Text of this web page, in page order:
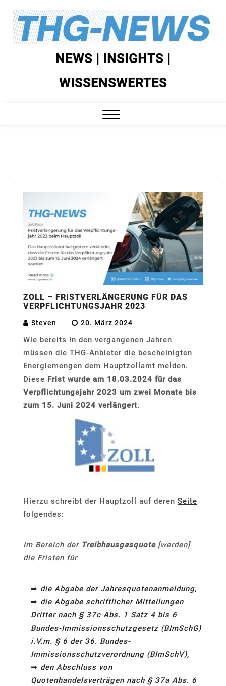
Skip
content
NEWS | INSIGHTS |
WISSENSWERTES
ZOLL – FRISTVERLÄNGERUNG FÜR DAS
VERPFLICHTUNGSJAHR 2023
Steven 20. März 2024
Wie bereits in den vergangenen Jahren
müssen die THG-Anbieter die bescheinigten
Energiemengen dem Hauptzollamt melden.
Diese Frist wurde am 18.03.2024 für das
Verpflichtungsjahr 2023 um zwei Monate bis
zum 15. Juni 2024 verlängert.
Hierzu schreibt der Hauptzoll auf deren Seite
folgendes:
Im Bereich der Treibhausgasquote[werden]
die Fristen für
➡ die Abgabe der Jahresquotenanmeldung,
➡ die Abgabe schriftlicher Mitteilungen
Dritter nach § 37c Abs. 1 Satz 4 bis 6
Bundes-Immissionsschutzgesetz (BImSchG)
i.V.m. § 6 der 36. Bundes-
Immissionsschutzverordnung (BImSchV),
➡ den Abschluss von
Quotenhandelsverträgen nach § 37a Abs. 6